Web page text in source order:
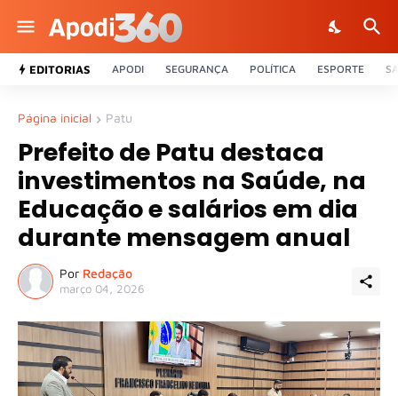
EDITORIAS APODI SEGURANÇA POLÍTICA ESPORTE
Página inicial Patu
Prefeito de Patu destaca
investimentos na Saúde, na
Educação e salários em dia
durante mensagem anual
Por Redação
março 04, 2026